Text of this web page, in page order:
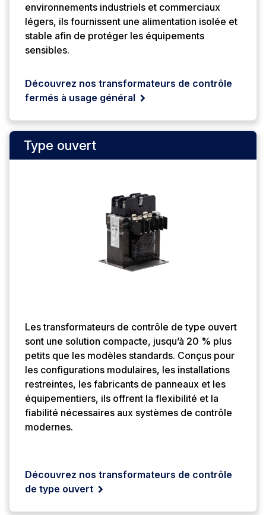
environnements industriels et commerciaux
légers, ils fournissent une alimentation isolée et
stable afin de protéger les équipements
sensibles.
Découvrez nos transformateurs de contrôle
fermés à usage général
Type ouvert
Les transformateurs de contrôle de type ouvert
sont une solution compacte, jusqu’à 20 % plus
petits que les modèles standards. Conçus pour
les configurations modulaires, les installations
restreintes, les fabricants de panneaux et les
équipementiers, ils offrent la flexibilité et la
fiabilité nécessaires aux systèmes de contrôle
modernes.
Découvrez nos transformateurs de contrôle
de type ouvert